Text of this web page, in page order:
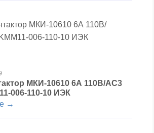
МКИ-10610 6А 110В/АС3
006-110-10 ИЭК
→